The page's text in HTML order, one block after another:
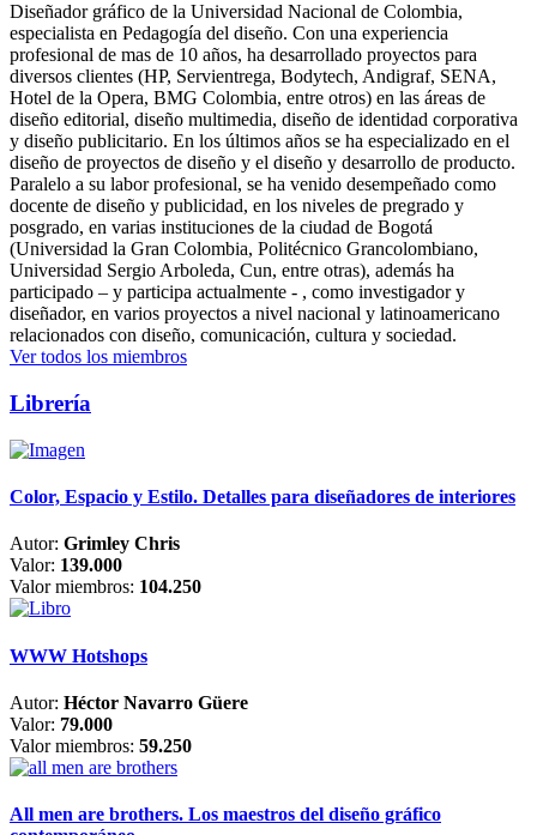
Diseñador gráfico de la Universidad Nacional de Colombia,
especialista en Pedagogía del diseño. Con una experiencia
profesional de mas de 10 años, ha desarrollado proyectos para
diversos clientes (HP, Servientrega, Bodytech, Andigraf, SENA,
Hotel de la Opera, BMG Colombia, entre otros) en las áreas de
diseño editorial, diseño multimedia, diseño de identidad corporativa
y diseño publicitario. En los últimos años se ha especializado en el
diseño de proyectos de diseño y el diseño y desarrollo de producto.
Paralelo a su labor profesional, se ha venido desempeñado como
docente de diseño y publicidad, en los niveles de pregrado y
posgrado, en varias instituciones de la ciudad de Bogotá
(Universidad la Gran Colombia, Politécnico Grancolombiano,
Universidad Sergio Arboleda, Cun, entre otras), además ha
participado – y participa actualmente - , como investigador y
diseñador, en varios proyectos a nivel nacional y latinoamericano
relacionados con diseño, comunicación, cultura y sociedad.
Ver todos los miembros
Librería
Color, Espacio y Estilo. Detalles para diseñadores de interiores
Autor: Grimley Chris
Valor: 139.000
Valor miembros: 104.250
WWW Hotshops
Autor: Héctor Navarro Güere
Valor: 79.000
Valor miembros: 59.250
All men are brothers. Los maestros del diseño gráfico